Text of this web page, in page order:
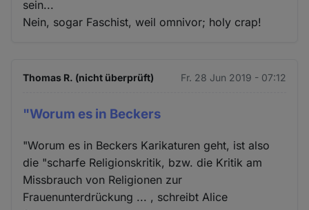
sein...
Nein, sogar Faschist, weil omnivor; holy crap!
Thomas R. (nicht überprüft) Fr. 28 Jun 2019 - 07:12
"Worum es in Beckers
"Worum es in Beckers Karikaturen geht, ist also
die "scharfe Religionskritik, bzw. die Kritik am
Missbrauch von Religionen zur
Frauenunterdrückung ... , schreibt Alice